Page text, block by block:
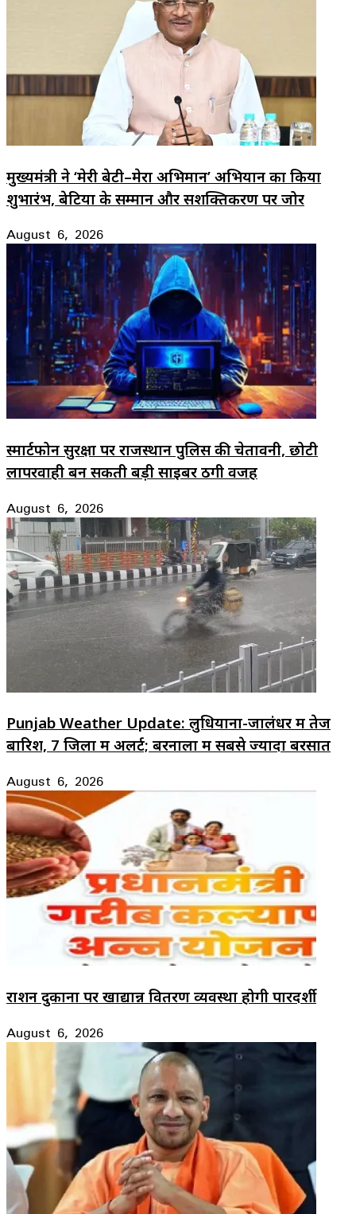
मुख्यमंत्री ने ‘मेरी बेटी–मेरा अभिमान’ अभियान का किया
शुभारंभ, बेटियों के सम्मान और सशक्तिकरण पर जोर
August 6, 2026
स्मार्टफोन सुरक्षा पर राजस्थान पुलिस की चेतावनी, छोटी
लापरवाही बन सकती बड़ी साइबर ठगी वजह
August 6, 2026
Punjab Weather Update: लुधियाना-जालंधर में तेज
बारिश, 7 जिलों में अलर्ट; बरनाला में सबसे ज्यादा बरसात
August 6, 2026
राशन दुकानों पर खाद्यान्न वितरण व्यवस्था होगी पारदर्शी
August 6, 2026